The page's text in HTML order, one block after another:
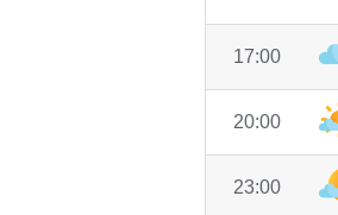
17:00
20:00
23:00